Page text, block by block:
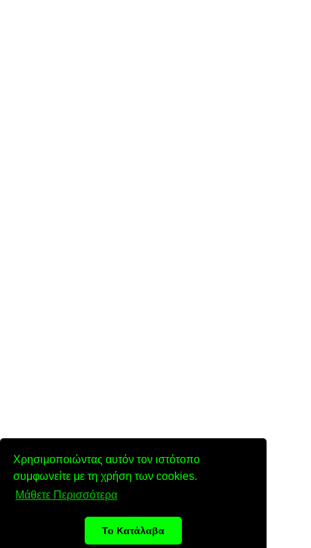
Χρησιμοποιώντας αυτόν τον ιστότοπο
συμφωνείτε με τη χρήση των cookies.
Μάθετε Περισσότερα
Το Κατάλαβα